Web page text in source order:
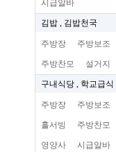
시급알바
김밥 , 김밥천국
주방장 주방보조
주방찬모 설거지
구내식당 , 학교급식
주방장 주방보조
홀서빙 주방찬모
영양사 시급알바